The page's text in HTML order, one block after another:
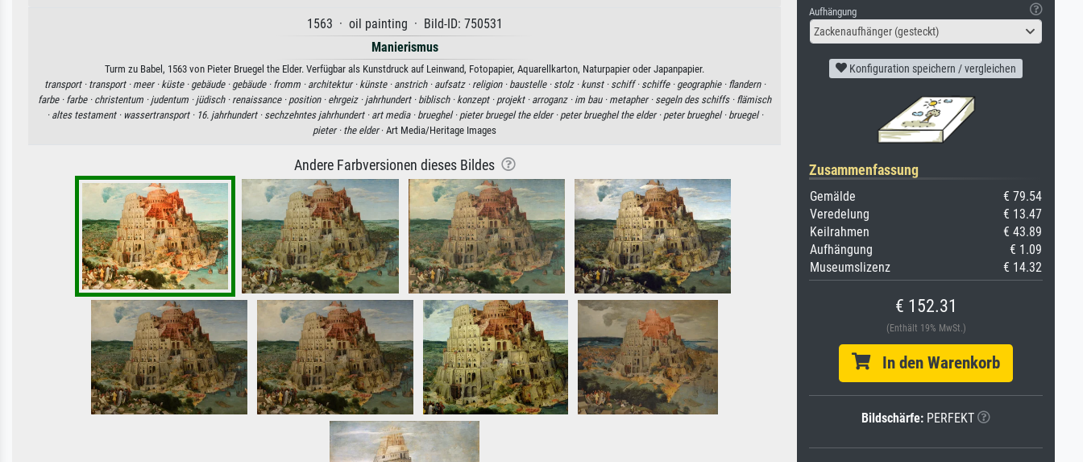
1563 · oil painting · Bild-ID: 750531
Manierismus
Turm zu Babel, 1563 von Pieter Bruegel the Elder. Verfügbar als Kunstdruck auf Leinwand, Fotopapier, Aquarellkarton, Naturpapier oder Japanpapier.
transport · transport · meer · küste · gebäude · gebäude · fromm · architektur · künste · anstrich · aufsatz · religion · baustelle · stolz · kunst · schiff · schiffe · geographie · flandern ·
farbe · farbe · christentum · judentum · jüdisch · renaissance · position · ehrgeiz · jahrhundert · biblisch · konzept · projekt · arroganz · im bau · metapher · segeln des schiffs · flämisch
· altes testament · wassertransport · 16. jahrhundert · sechzehntes jahrhundert · art media · brueghel · pieter bruegel the elder · peter brueghel the elder · peter brueghel · bruegel ·
pieter · the elder· Art Media/Heritage Images
Andere Farbversionen dieses Bildes
Aufhängung
Zackenaufhänger (gesteckt)
Konfiguration speichern / vergleichen
Zusammenfassung
Gemälde
€ 79.54
Veredelung
€ 13.47
Keilrahmen
€ 43.89
Aufhängung
€ 1.09
Museumslizenz
€ 14.32
€ 152.31
(Enthält 19% MwSt.)
In den Warenkorb
Bildschärfe: PERFEKT